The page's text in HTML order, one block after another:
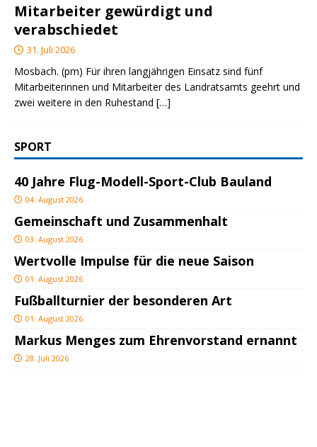
Mitarbeiter gewürdigt und
verabschiedet
31. Juli 2026
Mosbach. (pm) Für ihren langjährigen Einsatz sind fünf
Mitarbeiterinnen und Mitarbeiter des Landratsamts geehrt und
zwei weitere in den Ruhestand […]
SPORT
40 Jahre Flug-Modell-Sport-Club Bauland
04. August 2026
Gemeinschaft und Zusammenhalt
03. August 2026
Wertvolle Impulse für die neue Saison
01. August 2026
Fußballturnier der besonderen Art
01. August 2026
Markus Menges zum Ehrenvorstand ernannt
28. Juli 2026